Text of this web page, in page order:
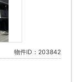
物件ID：203842